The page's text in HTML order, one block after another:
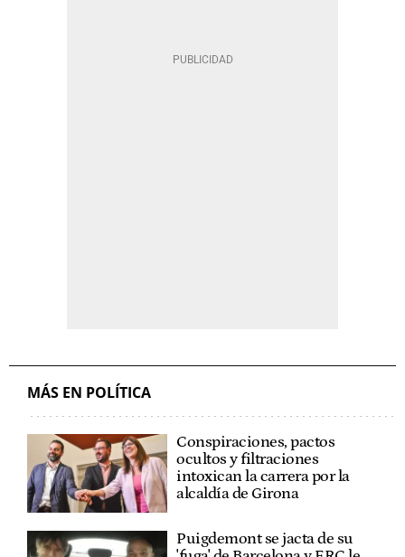
MÁS EN POLÍTICA
Conspiraciones, pactos
ocultos y filtraciones
intoxican la carrera por la
alcaldía de Girona
Puigdemont se jacta de su